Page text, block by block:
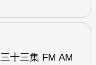
十三集 FM AM